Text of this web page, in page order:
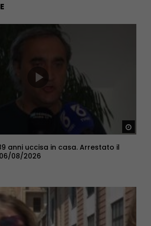
anni uccisa in casa. Arrestato il
08/2026